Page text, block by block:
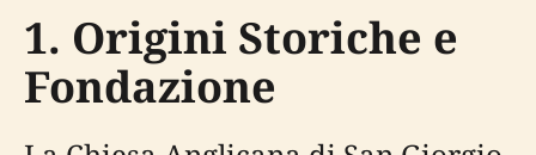
1. Origini Storiche e
Fondazione